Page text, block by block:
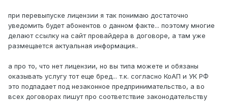
при перевыпуске лицензии я так понимаю достаточно
уведомить будет абонентов о данном факте... поэтому многие
делают ссылку на сайт провайдера в договоре, а там уже
размещается актуальная информация..
а про то, что нет лицензии, но вы типа можете и обязаны
оказывать услугу тот еще бред... т.к. согласно КоАП и УК РФ
это подпадает под незаконное предпринимательство, а во
всех договорах пишут про соответствие законодательству